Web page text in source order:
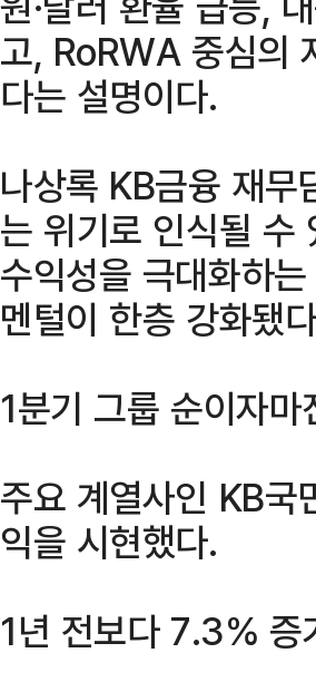
고, RoRWA 중심의
다는 설명이다.
나상록 KB금융 재무
는 위기로 인식될 수
수익성을 극대화하
멘털이 한층 강화됐
1분기 그룹 순이자
주요 계열사인 KB국
익을 시현했다.
1년 전보다 7.3% 증